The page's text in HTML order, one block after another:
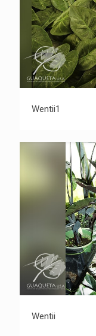
Wentii1
Wentii